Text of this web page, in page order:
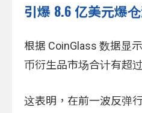
引爆 8.6 亿美元爆
根据 CoinGlass 数据显
币衍生品市场合计有超
这表明，在前一波反弹